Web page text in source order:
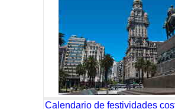
Calendario de festividades